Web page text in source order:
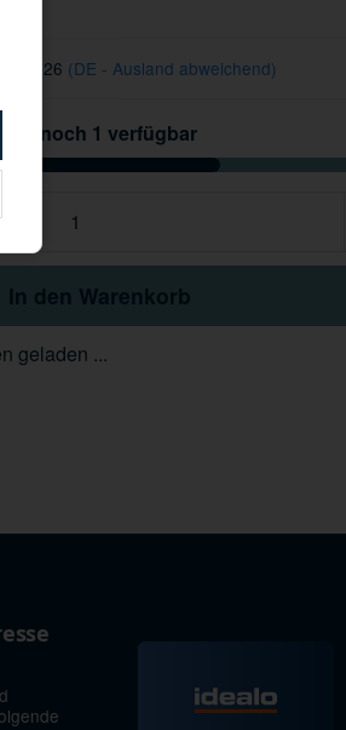
(DE - Ausland abweichend)
Nur noch 1 verfügbar
geladen ...